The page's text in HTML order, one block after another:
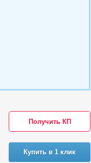
Получить КП
Купить в 1 клик